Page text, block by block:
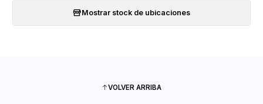
Mostrar stock de ubicaciones
VOLVER ARRIBA